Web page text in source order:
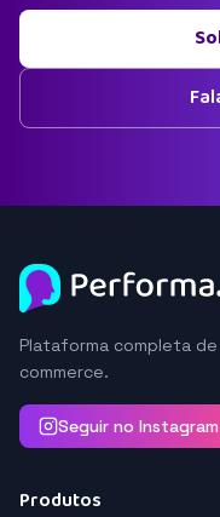
Plataforma completa
commerce.
Seguir no Instagram
Produtos